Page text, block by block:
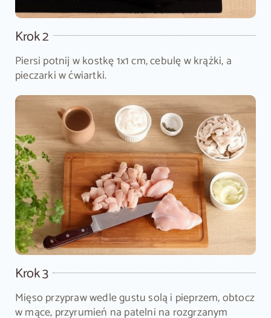
Krok 2
Piersi potnij w kostkę 1x1 cm, cebulę w krążki, a
pieczarki w ćwiartki.
Krok 3
Mięso przypraw wedle gustu solą i pieprzem, obtocz
w mące, przyrumień na patelni na rozgrzanym